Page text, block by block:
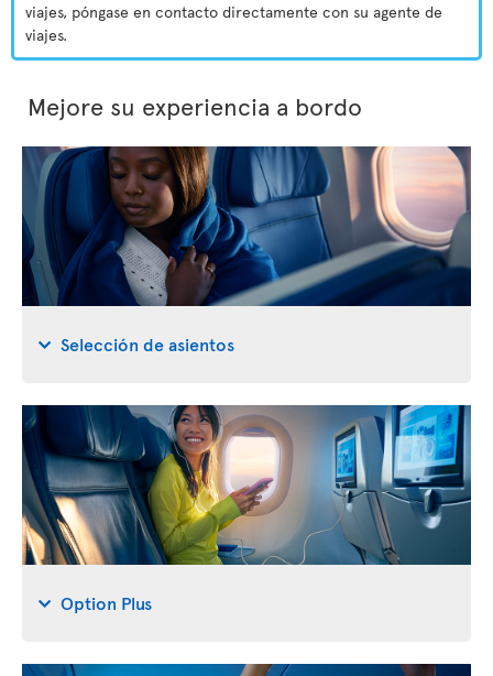
viajes, póngase en contacto directamente con su agente de
viajes.
Mejore su experiencia a bordo
Selección de asientos
Option Plus